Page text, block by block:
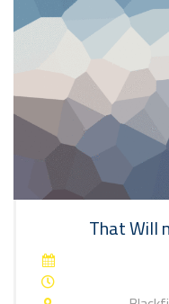
That Will